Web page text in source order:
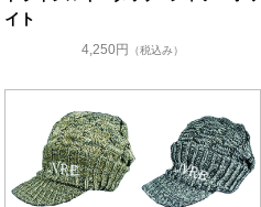
イト
4,250円 （税込み）